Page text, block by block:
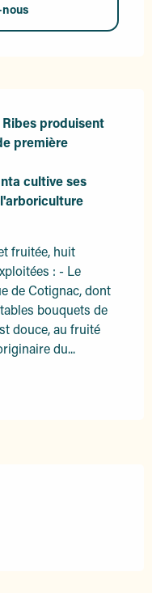
produisent
première
cultive ses
fruitée, huit
: - Le
de Cotignac, dont
bouquets de
douce, au fruité
du...